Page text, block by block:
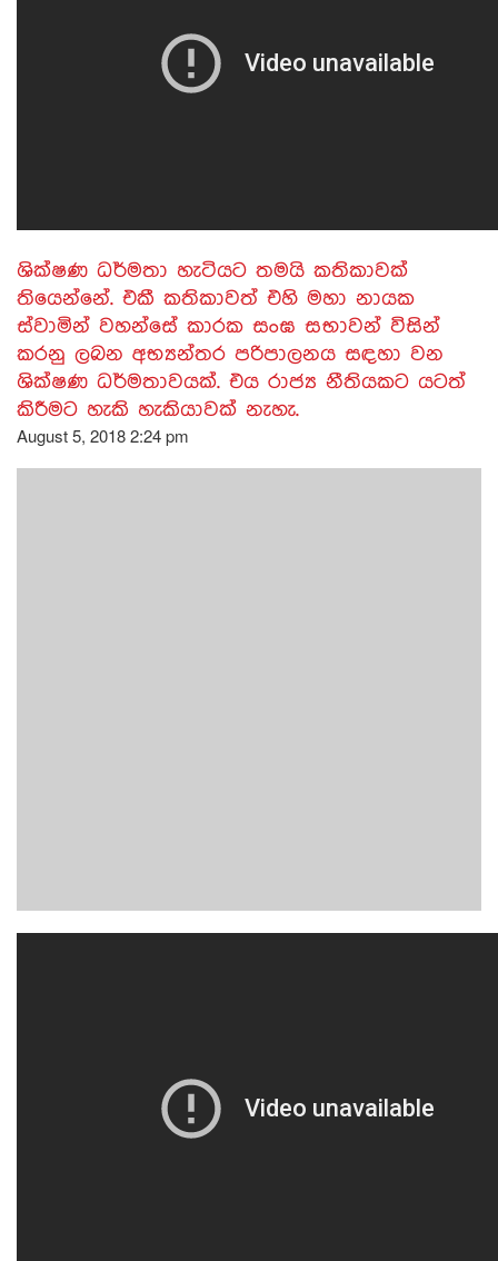
ශික්ෂණ ධර්මතා හැටියට තමයි කතිකාවක්
තියෙන්නේ. එකී කතිකාවත් එහි මහා නායක
ස්වාමින් වහන්සේ කාරක සංඝ සභාවන් විසින්
කරනු ලබන අභ්‍යන්තර පරිපාලනය සඳහා වන
ශික්ෂණ ධර්මතාවයක්. එය රාජ්‍ය නීතියකට යටත්
කිරීමට හැකි හැකියාවක් නැහැ.
August 5, 2018 2:24 pm